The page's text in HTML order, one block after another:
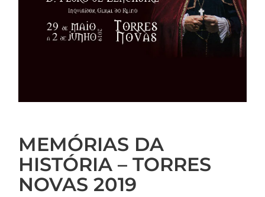
MEMÓRIAS DA
HISTÓRIA – TORRES
NOVAS 2019